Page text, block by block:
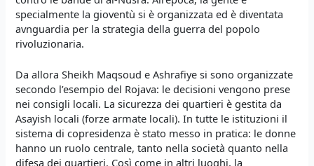
specialmente la gioventù si è organizzata ed è diventata
avnguardia per la strategia della guerra del popolo
rivoluzionaria.
Da allora Sheikh Maqsoud e Ashrafiye si sono organizzate
secondo l’esempio del Rojava: le decisioni vengono prese
nei consigli locali. La sicurezza dei quartieri è gestita da
Asayish locali (forze armate locali). In tutte le istituzioni il
sistema di copresidenza è stato messo in pratica: le donne
hanno un ruolo centrale, tanto nella società quanto nella
difesa dei quartieri. Così come in altri luoghi, la